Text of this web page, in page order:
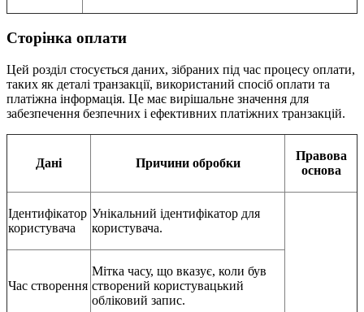
Сторінка оплати
Цей розділ стосується даних, зібраних під час процесу оплати,
таких як деталі транзакції, використаний спосіб оплати та
платіжна інформація. Це має вирішальне значення для
забезпечення безпечних і ефективних платіжних транзакцій.
Дані Причини обробки
Правова
основа
Ідентифікатор
користувача
Унікальний ідентифікатор для
користувача.
Час створення
Мітка часу, що вказує, коли був
створений користувацький
обліковий запис.